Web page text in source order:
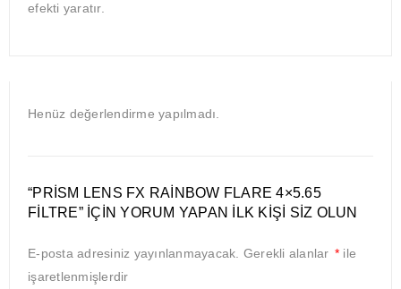
efekti yaratır.
Henüz değerlendirme yapılmadı.
“PRISM LENS FX RAINBOW FLARE 4×5.65
FILTRE” IÇIN YORUM YAPAN ILK KIŞI SIZ OLUN
E-posta adresiniz yayınlanmayacak. Gerekli alanlar * ile
işaretlenmişlerdir